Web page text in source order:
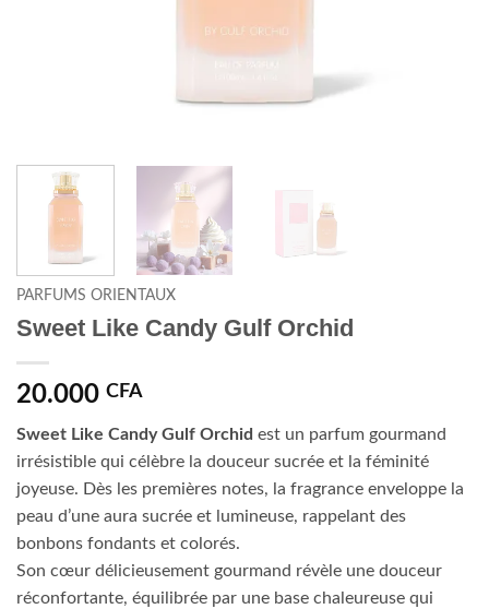
PARFUMS ORIENTAUX
Sweet Like Candy Gulf Orchid
20.000 CFA
Sweet Like Candy Gulf Orchid est un parfum gourmand
irrésistible qui célèbre la douceur sucrée et la féminité
joyeuse. Dès les premières notes, la fragrance enveloppe la
peau d’une aura sucrée et lumineuse, rappelant des
bonbons fondants et colorés.
Son cœur délicieusement gourmand révèle une douceur
réconfortante, équilibrée par une base chaleureuse qui